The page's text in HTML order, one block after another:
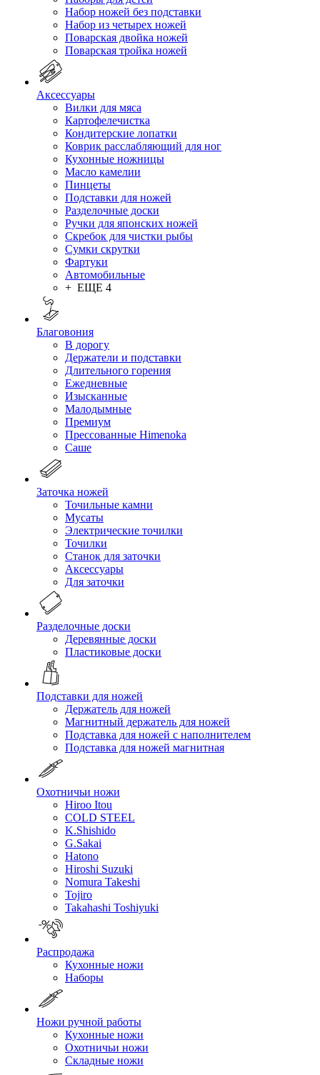
Набор ножей без подставки
Набор из четырех ножей
Поварская двойка ножей
Поварская тройка ножей
Аксессуары
Вилки для мяса
Картофелечистка
Кондитерские лопатки
Коврик расслабляющий для ног
Кухонные ножницы
Масло камелии
Пинцеты
Подставки для ножей
Разделочные доски
Ручки для японских ножей
Скребок для чистки рыбы
Сумки скрутки
Фартуки
Автомобильные
+ ЕЩЕ 4
Благовония
В дорогу
Держатели и подставки
Длительного горения
Ежедневные
Изысканные
Малодымные
Премиум
Прессованные Himenoka
Саше
Заточка ножей
Точильные камни
Мусаты
Электрические точилки
Точилки
Станок для заточки
Аксессуары
Для заточки
Разделочные доски
Деревянные доски
Пластиковые доски
Подставки для ножей
Держатель для ножей
Магнитный держатель для ножей
Подставка для ножей с наполнителем
Подставка для ножей магнитная
Охотничьи ножи
Hiroo Itou
COLD STEEL
K.Shishido
G.Sakai
Hatono
Hiroshi Suzuki
Nomura Takeshi
Tojiro
Takahashi Toshiyuki
Распродажа
Кухонные ножи
Наборы
Ножи ручной работы
Кухонные ножи
Охотничьи ножи
Складные ножи